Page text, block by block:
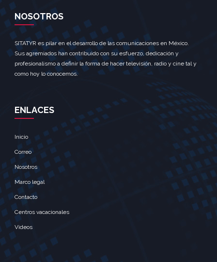
NOSOTROS
SITATYR es pilar en el desarrollo de las comunicaciones en México.
Sus agremiados han contribuido con su esfuerzo, dedicación y
profesionalismo a definir la forma de hacer televisión, radio y cine tal y
como hoy lo conocemos.
ENLACES
Inicio
Correo
Nosotros
Marco legal
Contacto
Centros vacacionales
Videos